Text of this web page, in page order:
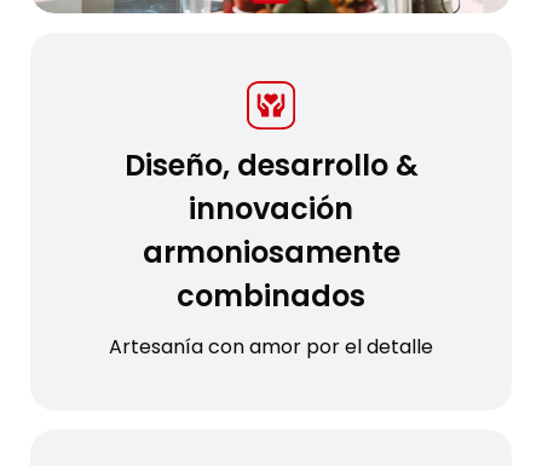
Diseño, desarrollo &
innovación
armoniosamente
combinados
Artesanía con amor por el detalle